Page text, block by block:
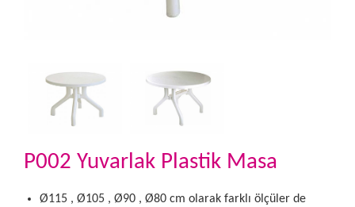
P002 Yuvarlak Plastik Masa
Ø115 , Ø105 , Ø90 , Ø80 cm olarak farklı ölçüler de